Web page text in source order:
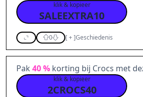
klik & kopieer
SALEEXTRA10
0 [+]Geschiedenis
Pak 40 % korting bij Crocs met
klik & kopieer
2CROCS40